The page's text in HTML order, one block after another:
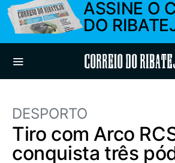
ASSINE O
DO
Correio do
DESPORTO
Tiro com Arco
conquista três